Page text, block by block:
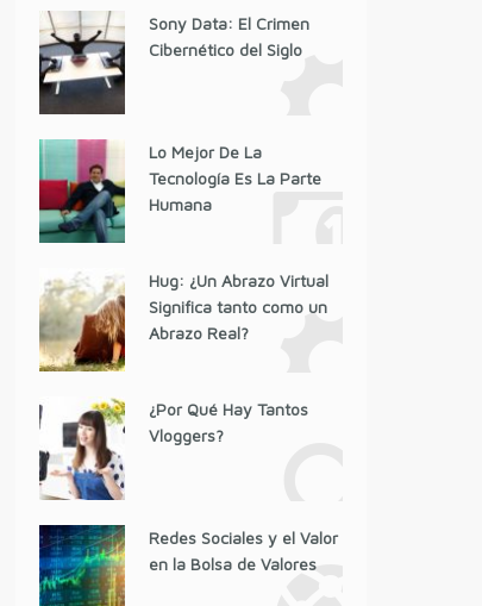
Sony Data: El Crimen
Cibernético del Siglo
Lo Mejor De La
Tecnología Es La Parte
Humana
Hug: ¿Un Abrazo Virtual
Significa tanto como un
Abrazo Real?
¿Por Qué Hay Tantos
Vloggers?
Redes Sociales y el Valor
en la Bolsa de Valores